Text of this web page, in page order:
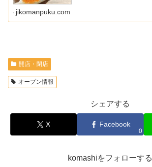
jikomanpuku.com
開店・閉店
オープン情報
シェアする
X Facebook
0
komashiをフォローする